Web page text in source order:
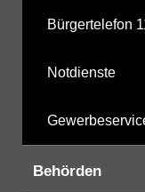
Bürgertelefon
Notdienste
Behörden